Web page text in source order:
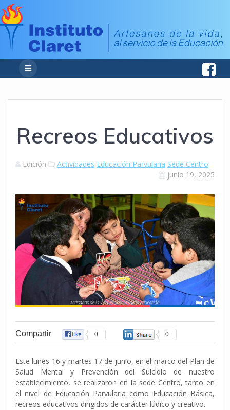
Recreos Educativos
Edición Actividades Educación Parvularia Sede Centro
junio 19, 2025
Compartir 0 0
Este lunes 16 y martes 17 de junio, en el marco del Plan de
Salud Mental y Prevención del Suicidio de nuestro
establecimiento, se realizaron en la sede Centro, tanto en
el nivel de Educación Parvularia como Educación Básica,
recreos educativos dirigidos de carácter lúdico y creativo.